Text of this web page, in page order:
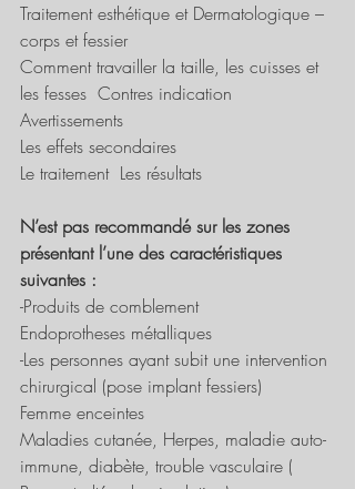
Traitement esthétique et Dermatologique –
corps et fessier
Comment travailler la taille, les cuisses et
les fesses Contres indication
Avertissements
Les effets secondaires
Le traitement Les résultats
N’est pas recommandé sur les zones
présentant l’une des caractéristiques
suivantes :
-Produits de comblement
Endoprotheses métalliques
-Les personnes ayant subit une intervention
chirurgical (pose implant fessiers)
Femme enceintes
Maladies cutanée, Herpes, maladie auto-
immune, diabète, trouble vasculaire (